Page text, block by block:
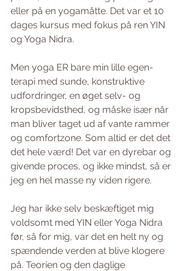
eller på en yogamåtte. Det var et 10
dages kursus med fokus på ren YIN
og Yoga Nidra.
Men yoga ER bare min lille egen-
terapi med sunde, konstruktive
udfordringer, en øget selv- og
kropsbevidsthed, og måske især når
man bliver taget ud af vante rammer
og comfortzone. Som altid er det det
det hele værd! Det var en dyrebar og
givende proces, og ikke mindst, så er
jeg en hel masse ny viden rigere.
Jeg har ikke selv beskæftiget mig
voldsomt med YIN eller Yoga Nidra
før, så for mig, var det en helt ny og
spændende verden at blive klogere
på. Teorien og den daglige